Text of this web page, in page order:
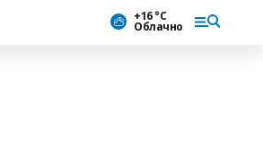
+16 °С
Облачно